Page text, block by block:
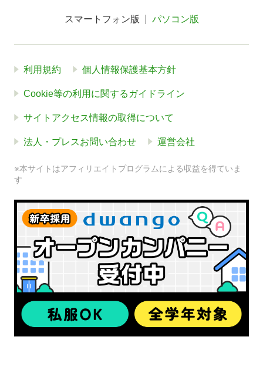
スマートフォン版 パソコン版
利用規約 個人情報保護基本方針
Cookie等の利用に関するガイドライン
サイトアクセス情報の取得について
法人・プレスお問い合わせ 運営会社
※本サイトはアフィリエイトプログラムによる収益を得ていま
す